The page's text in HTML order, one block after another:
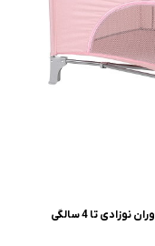
تخت پارک صورتی کیکابو kikkaboo milki way از دوران نوزادی تا 4 سالگی